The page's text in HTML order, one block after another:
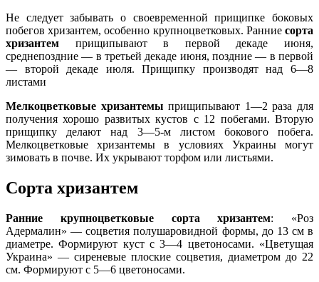
Не следует забывать о своевременной прищипке боковых
побегов хризантем, особенно крупноцветковых. Ранние сорта
хризантем прищипывают в первой декаде июня,
среднепоздние — в третьей декаде июня, поздние — в первой
— второй декаде июля. Прищипку производят над 6—8
листами
Мелкоцветковые хризантемы прищипывают 1—2 раза для
получения хорошо развитых кустов с 12 побегами. Вторую
прищипку делают над 3—5-м листом бокового побега.
Мелкоцветковые хризантемы в условиях Украины могут
зимовать в почве. Их укрывают торфом или листьями.
Сорта хризантем
Ранние крупноцветковые сорта хризантем: «Роз
Адермалин» — соцветия полушаровидной формы, до 13 см в
диаметре. Формируют куст с 3—4 цветоносами. «Цветущая
Украина» — сиреневые плоские соцветия, диаметром до 22
см. Формируют с 5—6 цветоносами.